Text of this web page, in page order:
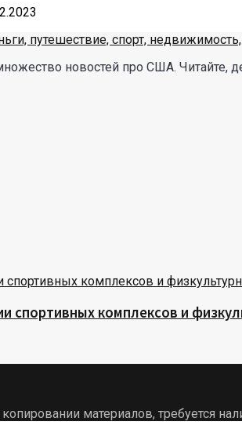
новостей про США. Читайте,
спортивных комплексов и
материалов, требуется